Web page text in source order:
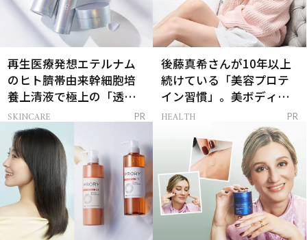
再生医療発想エテルナム
のヒト臍帯由来幹細胞培
養上清液で極上の「透明
感ハリ肌」へ
SKINCARE PR
後藤真希さんが10年以上
続けている「美容プロテ
イン習慣」。美ボディを
支える朝ルーティンと
HEALTH PR